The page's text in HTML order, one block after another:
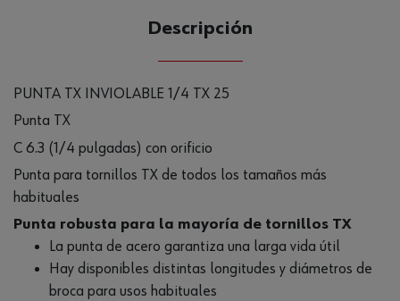
Descripción
PUNTA TX INVIOLABLE 1/4 TX 25
Punta TX
C 6.3 (1/4 pulgadas) con orificio
Punta para tornillos TX de todos los tamaños más
habituales
Punta robusta para la mayoría de tornillos TX
La punta de acero garantiza una larga vida útil
Hay disponibles distintas longitudes y diámetros de
broca para usos habituales